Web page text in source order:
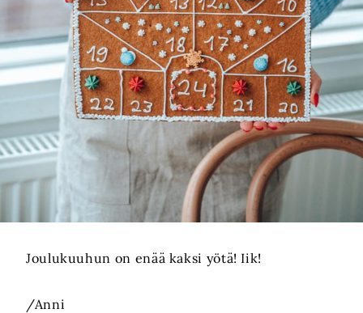
Joulukuuhun on enää kaksi yötä! Iik!
/Anni